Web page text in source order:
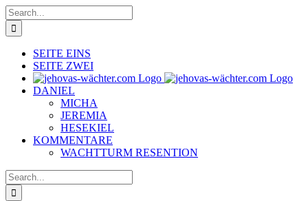
Skip
to
content
Search
for:
SEITE EINS
SEITE ZWEI
DANIEL
MICHA
JEREMIA
HESEKIEL
KOMMENTARE
WACHTTURM RESENTION
Search
for: